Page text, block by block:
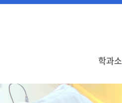
학과